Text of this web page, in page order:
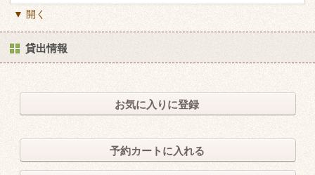
▼ 開く
貸出情報
お気に入りに登録
予約カートに入れる